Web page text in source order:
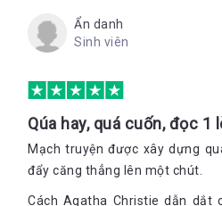
Ẩn danh
Sinh viên
Qúa hay, quá cuốn, đọc
Mạch truyện được xây dựng
đẩy căng thẳng lên một chút.
Cách Agatha Christie dẫn dắt